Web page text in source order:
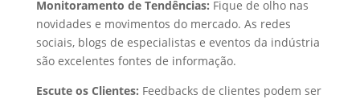
Monitoramento de Tendências: Fique de olho nas
novidades e movimentos do mercado. As redes
sociais, blogs de especialistas e eventos da indústria
são excelentes fontes de informação.
Escute os Clientes: Feedbacks de clientes podem ser